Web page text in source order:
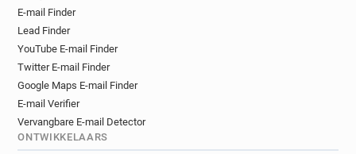
E-mail Finder
Lead Finder
YouTube E-mail Finder
Twitter E-mail Finder
Google Maps E-mail Finder
E-mail Verifier
Vervangbare E-mail Detector
ONTWIKKELAARS